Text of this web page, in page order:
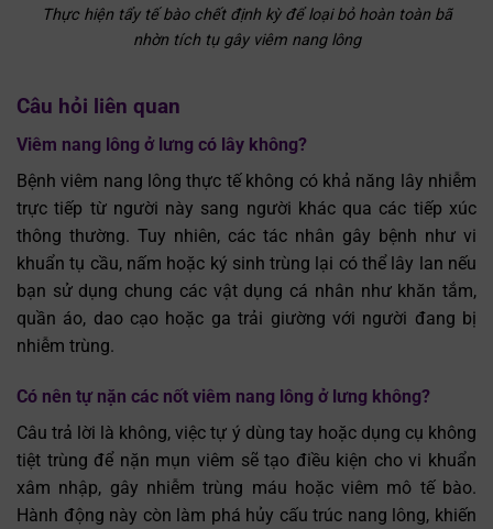
Thực hiện tẩy tế bào chết định kỳ để loại bỏ hoàn toàn bã
nhờn tích tụ gây viêm nang lông
Câu hỏi liên quan
Viêm nang lông ở lưng có lây không?
Bệnh viêm nang lông thực tế không có khả năng lây nhiễm
trực tiếp từ người này sang người khác qua các tiếp xúc
thông thường. Tuy nhiên, các tác nhân gây bệnh như vi
khuẩn tụ cầu, nấm hoặc ký sinh trùng lại có thể lây lan nếu
bạn sử dụng chung các vật dụng cá nhân như khăn tắm,
quần áo, dao cạo hoặc ga trải giường với người đang bị
nhiễm trùng.
Có nên tự nặn các nốt viêm nang lông ở lưng không?
Câu trả lời là không, việc tự ý dùng tay hoặc dụng cụ không
tiệt trùng để nặn mụn viêm sẽ tạo điều kiện cho vi khuẩn
xâm nhập, gây nhiễm trùng máu hoặc viêm mô tế bào.
Hành động này còn làm phá hủy cấu trúc nang lông, khiến